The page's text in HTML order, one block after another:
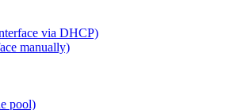
via DHCP)
manually)
pool)